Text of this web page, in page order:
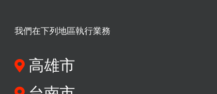
我們在下列地區執行業務
高雄市